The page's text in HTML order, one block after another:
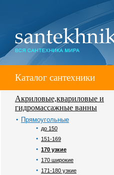
Каталог сантехники
Акриловые,квариловые и
гидромассажные ванны
Прямоугольные
до 150
151-169
170 узкие
170 широкие
171-180 узкие